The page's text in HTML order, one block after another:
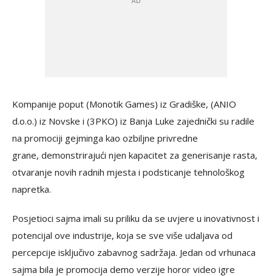
Kompanije poput (Monotik Games) iz Gradiške, (ANIO
d.o.o.) iz Novske i (3PKO) iz Banja Luke zajednički su radile
na promociji gejminga kao ozbiljne privredne
grane, demonstrirajući njen kapacitet za generisanje rasta,
otvaranje novih radnih mjesta i podsticanje tehnološkog
napretka.
Posjetioci sajma imali su priliku da se uvjere u inovativnost i
potencijal ove industrije, koja se sve više udaljava od
percepcije isključivo zabavnog sadržaja. Jedan od vrhunaca
sajma bila je promocija demo verzije horor video igre